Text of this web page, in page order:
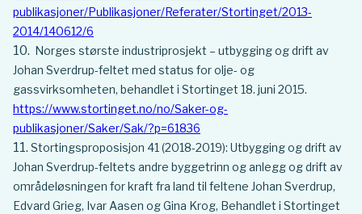
publikasjoner/Publikasjoner/Referater/Stortinget/2013-
2014/140612/6
Norges største industriprosjekt – utbygging og drift av
Johan Sverdrup-feltet med status for olje- og
gassvirksomheten, behandlet i Stortinget 18. juni 2015.
https://www.stortinget.no/no/Saker-og-
publikasjoner/Saker/Sak/?p=61836
Stortingsproposisjon 41 (2018-2019): Utbygging og drift av
Johan Sverdrup-feltets andre byggetrinn og anlegg og drift av
områdeløsningen for kraft fra land til feltene Johan Sverdrup,
Edvard Grieg, Ivar Aasen og Gina Krog, Behandlet i Stortinget